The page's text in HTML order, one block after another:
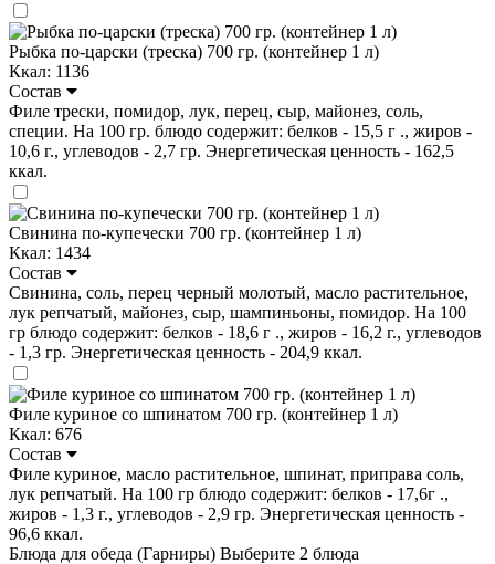
Рыбка по-царски (треска) 700 гр. (контейнер 1 л)
Ккал: 1136
Состав
Филе трески, помидор, лук, перец, сыр, майонез, соль,
специи. На 100 гр. блюдо содержит: белков - 15,5 г ., жиров -
10,6 г., углеводов - 2,7 гр. Энергетическая ценность - 162,5
ккал.
Свинина по-купечески 700 гр. (контейнер 1 л)
Ккал: 1434
Состав
Свинина, соль, перец черный молотый, масло растительное,
лук репчатый, майонез, сыр, шампиньоны, помидор. На 100
гр блюдо содержит: белков - 18,6 г ., жиров - 16,2 г., углеводов
- 1,3 гр. Энергетическая ценность - 204,9 ккал.
Филе куриное со шпинатом 700 гр. (контейнер 1 л)
Ккал: 676
Состав
Филе куриное, масло растительное, шпинат, приправа соль,
лук репчатый. На 100 гр блюдо содержит: белков - 17,6г .,
жиров - 1,3 г., углеводов - 2,9 гр. Энергетическая ценность -
96,6 ккал.
Блюда для обеда (Гарниры) Выберите 2 блюда